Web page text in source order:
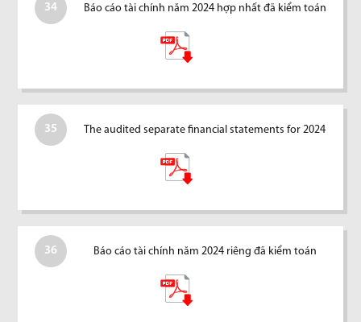
34 Báo cáo tài chính năm 2024 hợp nhất đã kiểm toán
35 The audited separate financial statements for 2024
36 Báo cáo tài chính năm 2024 riêng đã kiểm toán